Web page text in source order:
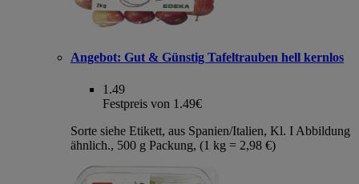
Angebot: Gut & Günstig Tafeltrauben hell kernlos
1.49
Festpreis von 1.49€
Sorte siehe Etikett, aus Spanien/Italien, Kl. I Abbildung
ähnlich., 500 g Packung, (1 kg = 2,98 €)